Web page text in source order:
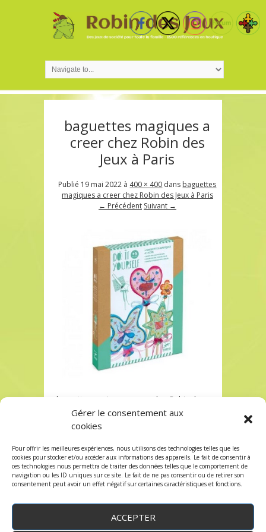
Gérer le consentement aux
cookies
Pour offrir les meilleures expériences, nous utilisons des technologies telles que les
cookies pour stocker et/ou accéder aux informations des appareils. Le fait de consentir à
ces technologies nous permettra de traiter des données telles que le comportement de
navigation ou les ID uniques sur ce site. Le fait de ne pas consentir ou de retirer son
consentement peut avoir un effet négatif sur certaines caractéristiques et fonctions.
ACCEPTER
baguettes magiques a
creer chez Robin des
Jeux à Paris
Publié 19 mai 2022 à 400 × 400 dans baguettes
magiques a creer chez Robin des Jeux à Paris
← Précédent Suivant →
baguettes magiques a creer chez Robin des
Jeux à Paris
baguettes magiques a creer chez Robin des
Les commentaires et les trackbacks sont
fermés.